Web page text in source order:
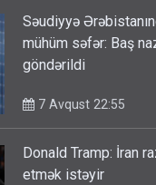
Səudiyyə
mühüm səfər: Baş
göndərildi
7 Avqust 22:55
Donald Tramp: İran
etmək istəyir